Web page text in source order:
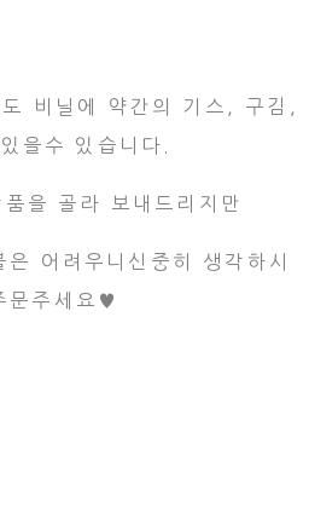
비닐에 약간의 기스, 구김,
을수 있습니다.
을 골라 보내드리지만
어려우니신중히 생각하시
문주세요♥